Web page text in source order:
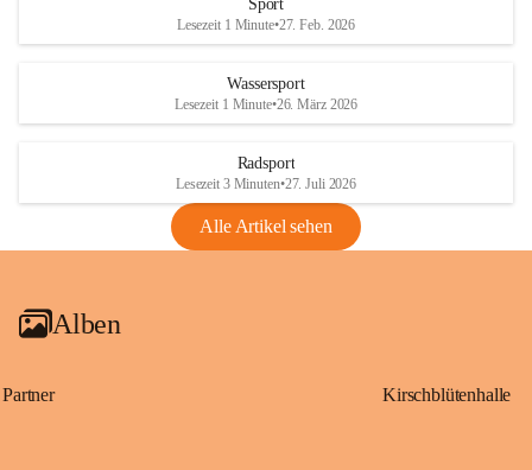
Rebe und der Amerikanischen
Anhang VBl. EU Nr. 18
1 Seite•1,4 MB
VBl. EU Nr. 18_2026
Sport
Lesezeit 1 Minute•27. Feb. 2026
Wassersport
Lesezeit 1 Minute•26. März 2026
Radsport
Lesezeit 3 Minuten•27. Juli 2026
Alle Artikel sehen
Alben
Partner Kirschblütenhalle